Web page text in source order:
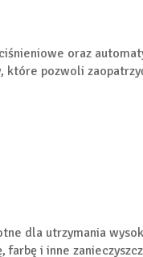
oraz
pozwoli
dla utrzymania
i inne